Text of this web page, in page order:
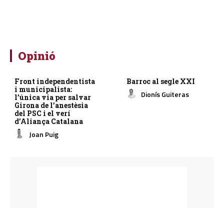
Opinió
Front independentista
i municipalista:
l’única via per salvar
Girona de l’anestèsia
del PSC i el verí
d’Aliança Catalana
Joan Puig
Barroc al segle XXI
Dionís Guiteras